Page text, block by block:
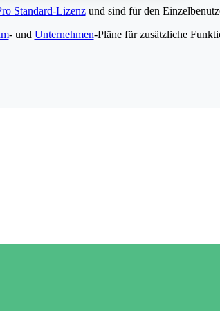
Standard-Lizenzund sind für den
- und Unternehmen-Pläne für zusätzliche